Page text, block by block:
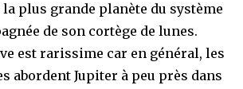
plus grande planète du système
de son cortège de lunes.
est rarissime car en général, les
abordent Jupiter à peu près dans